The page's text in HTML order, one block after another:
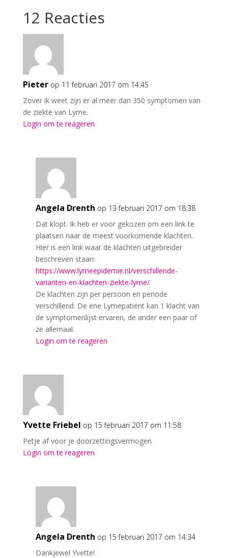
12 Reacties
Pieter op 11 februari 2017 om 14:45
Zover ik weet zijn er al meer dan 350 symptomen van
de ziekte van Lyme.
Login om te reageren
Angela Drenth op 13 februari 2017 om 18:38
Dat klopt. Ik heb er voor gekozen om een link te
plaatsen naar de meest voorkomende klachten.
Hier is een link waar de klachten uitgebreider
beschreven staan:
https://www.lymeepidemie.nl/verschillende-
varianten-en-klachten-ziekte-lyme/
De klachten zijn per persoon en periode
verschillend. De ene Lymepatiënt kan 1 klacht van
de symptomenlijst ervaren, de ander een paar of
ze allemaal.
Login om te reageren
Yvette Friebel op 15 februari 2017 om 11:58
Petje af voor je doorzettingsvermogen
Login om te reageren
Angela Drenth op 15 februari 2017 om 14:34
Dankjewel Yvette!